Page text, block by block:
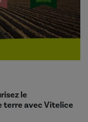
le
terre avec Vitelice